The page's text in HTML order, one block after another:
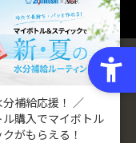
規約会員規約
補給応援！ ／
購入でマイボトル
がもらえる！